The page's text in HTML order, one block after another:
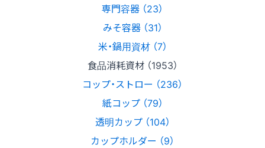
専門容器 （23）
みそ容器 （31）
米・鍋用資材 （7）
食品消耗資材 （1953）
コップ・ストロー （236）
紙コップ （79）
透明カップ （104）
カップホルダー （9）